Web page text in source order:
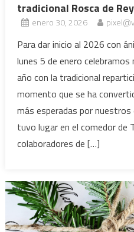
tradicional Rosca de
enero 30, 2026
Para dar inicio al 2026 con
lunes 5 de enero
año con la tradicional
momento que se ha
más esperadas por
tuvo lugar en el comedor de
colaboradores de […]